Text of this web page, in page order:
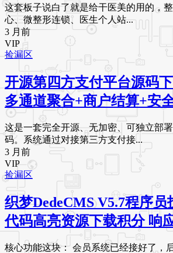
这套板子说白了就是给干医美的用的，
心、微整形连锁、医生个人站...
3 月前
VIP
捡漏区
开源第四方支付平台源码
多通道聚合+商户结算+安
这是一套完全开源、无加密、可独立部
码。系统通过对接第三方支付接...
3 月前
VIP
捡漏区
织梦DedeCMS V5.7程序
代码高亮资源下载积分 响
核心功能这块： 会员系统已经接好了，